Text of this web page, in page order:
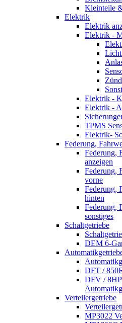
Kleinteile
Elektrik
Elektrik
Elektrik -
Elektrik -
Elektrik -
TPMS
Elektrik-
Federung,
Federung,
anzeigen
Federung,
vorne
Federung,
hinten
Federung,
sonstiges
Schaltgetriebe
DEM 6-
DFT /
DFV /
Verteilergetriebe
MP3022